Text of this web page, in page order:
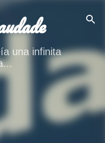
una infinita